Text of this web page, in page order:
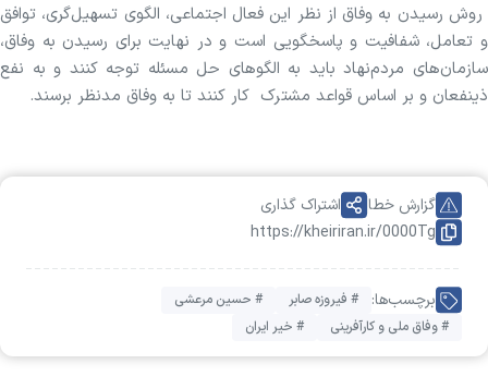
روش رسیدن به وفاق از نظر این فعال اجتماعی، الگوی تسهیل‌گری، توافق
و تعامل، شفافیت و پاسخگویی است و در نهایت برای رسیدن به وفاق،
سازمان‌های مردم‌نهاد باید به الگوهای حل مسئله توجه کنند و به نفع
ذینفعان و بر اساس قواعد مشترک کار کنند تا به وفاق مدنظر برسند.
https://kheiriran.ir/0000Tg
گزارش خطا اشتراک گذاری
برچسب‌ها: # فیروزه صابر
# حسین مرعشی
# وفاق ملی و کارآفرینی
# خیر ایران